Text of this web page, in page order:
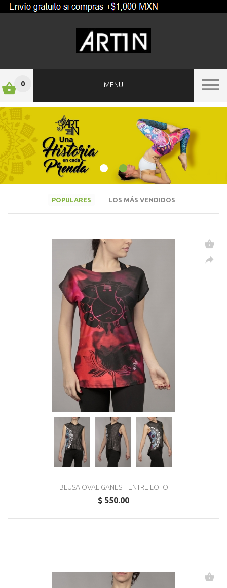
0 MENU
POPULARES LOS MÁS VENDIDOS
BLUSA OVAL GANESH ENTRE LOTO
$ 550.00